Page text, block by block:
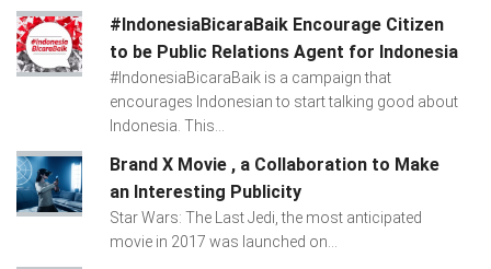
#IndonesiaBicaraBaik Encourage Citizen
to be Public Relations Agent for Indonesia
#IndonesiaBicaraBaik is a campaign that
encourages Indonesian to start talking good about
Indonesia. This...
Brand X Movie , a Collaboration to Make
an Interesting Publicity
Star Wars: The Last Jedi, the most anticipated
movie in 2017 was launched on...